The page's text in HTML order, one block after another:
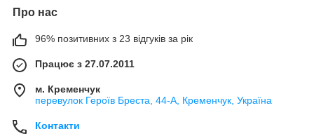
спортивні толстовки з худі допоможуть створити улюблений і
зручний образ. Поєднуйте м'який трикотажний верх з
джинсами, брюками, спідницями або навіть сукнями. Якщо
ви шукаєте жіночий одяг для повсякденного і спортивного
стилів, тоді ласкаво просимо.
Про нас
96% позитивних з 23 відгуків за рік
Працює з 27.07.2011
м. Кременчук
перевулок Героїв Бреста, 44-А, Кременчук, Україна
Контакти